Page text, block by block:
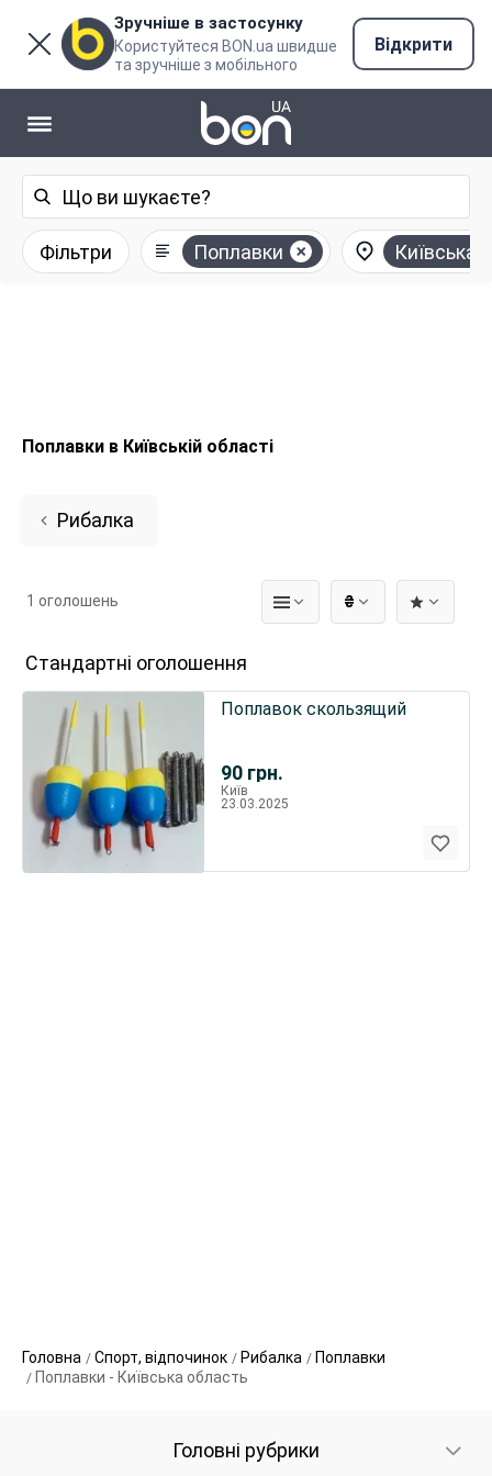
Зручніше в застосунку
Користуйтеся BON.ua швидше
та зручніше з мобільного
Відкрити
Фільтри Поплавки Київська
Поплавки в Київській області
Рибалка
₴
1 оголошень
Стандартні оголошення
90 грн.
Поплавок скользящий
Київ
23.03.2025
Головна Спорт, відпочинок Рибалка
Поплавки
Поплавки - Київська область
Головні рубрики